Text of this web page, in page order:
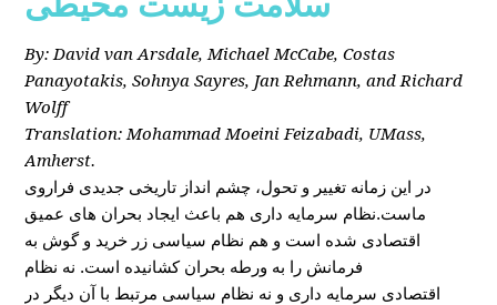
By: David van Arsdale, Michael McCabe, Costas
Panayotakis, Sohnya Sayres, Jan Rehmann, and Richard
Wolff
Translation: Mohammad Moeini Feizabadi, UMass,
Amherst.
در این زمانه تغییر و تحول، چشم انداز تاریخی جدیدی فراروی
ماست.نظام سرمایه داری هم باعث ایجاد بحران های عمیق
اقتصادی شده است و هم نظام سیاسی زر خرید و گوش به
فرمانش را به ورطه بحران کشانیده است. نه نظام
اقتصادی سرمایه داری و نه نظام سیاسی مرتبط با آن دیگر در